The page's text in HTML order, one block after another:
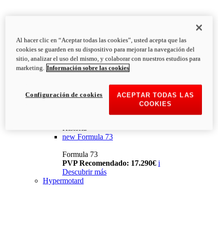
Historia
new Formula 73
Formula 73
PVP Recomendado: 17.290€ i
Descubrir más
Hypermotard
Al hacer clic en “Aceptar todas las cookies”, usted acepta que las
cookies se guarden en su dispositivo para mejorar la navegación del
sitio, analizar el uso del mismo, y colaborar con nuestros estudios para
marketing. Información sobre las cookies
ACEPTAR TODAS LAS
COOKIES
Configuración de cookies